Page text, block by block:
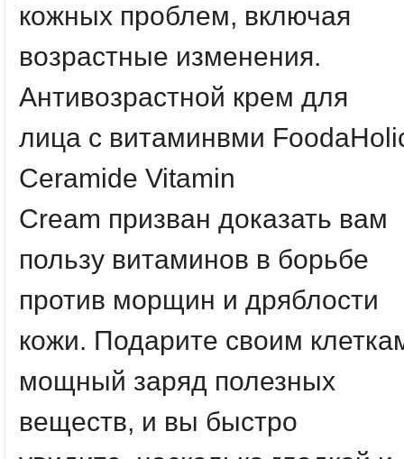
кожных проблем, включая
возрастные изменения.
Антивозрастной крем для
лица с витаминвми
Ceramide Vitamin
Cream призван доказать вам
пользу витаминов в борьбе
против морщин и дряблости
кожи. Подарите своим
мощный заряд полезных
веществ, и вы быстро